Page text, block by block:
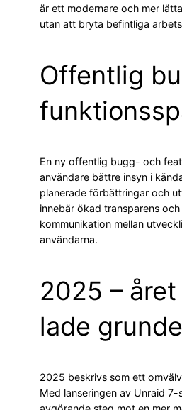
är ett modernare och mer
utan att bryta befintliga
Offentlig
En ny offentlig bugg- och
användare bättre insyn i
planerade förbättringar och
innebär ökad transparens
kommunikation mellan
användarna.
2025 – året
lade
2025 beskrivs som ett
Med lanseringen av Unraid 7-